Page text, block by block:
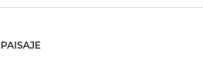
PAISAJE